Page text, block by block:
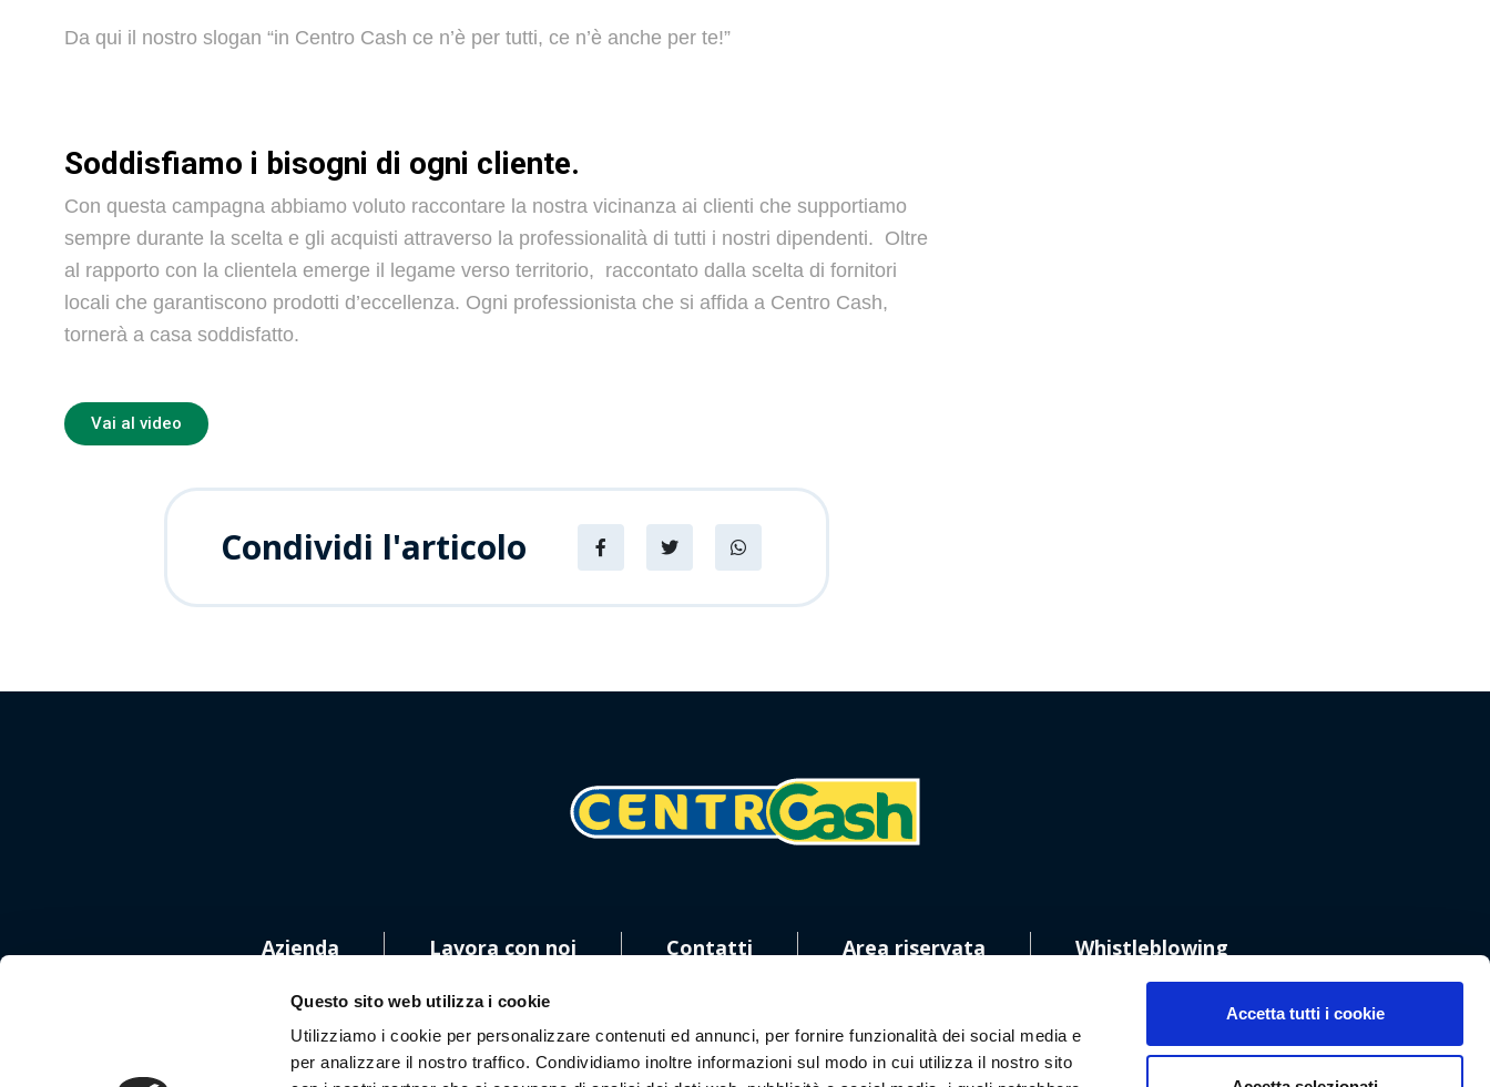
Questo sito web utilizza i cookie
Utilizziamo i cookie per personalizzare contenuti ed annunci, per fornire funzionalità dei social media e
per analizzare il nostro traffico. Condividiamo inoltre informazioni sul modo in cui utilizza il nostro sito
Accetta tutti i cookie
Da qui il nostro slogan “in Centro Cash ce n’è per tutti, ce n’è anche per te!”
Soddisfiamo i bisogni di ogni cliente.
Con questa campagna abbiamo voluto raccontare la nostra vicinanza ai clienti che supportiamo
sempre durante la scelta e gli acquisti attraverso la professionalità di tutti i nostri dipendenti. Oltre
al rapporto con la clientela emerge il legame verso territorio, raccontato dalla scelta di fornitori
locali che garantiscono prodotti d’eccellenza. Ogni professionista che si affida a Centro Cash,
tornerà a casa soddisfatto.
Vai al video
Condividi l'articolo
Azienda Lavora con noi Contatti Area riservata Whistleblowing